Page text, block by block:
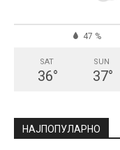
47 %
SAT
36°
SUN
37°
НАЈПОПУЛАРНО